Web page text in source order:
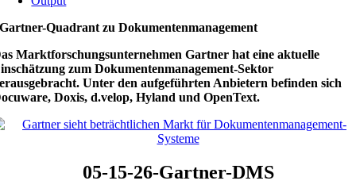
Gartner-Quadrant zu Dokumentenmanagement
Marktforschungsunternehmen Gartner hat eine aktuelle
zum Dokumentenmanagement-Sektor
Unter den aufgeführten Anbietern befinden sich
Doxis, d.velop, Hyland und OpenText.
05-15-26-Gartner-DMS